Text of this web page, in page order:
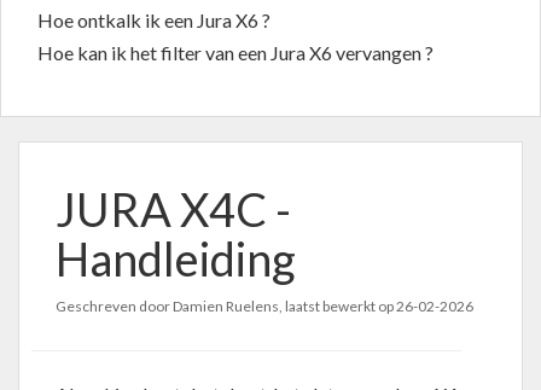
Hoe ontkalk ik een Jura X6 ?
Hoe kan ik het filter van een Jura X6 vervangen ?
JURA X4C -
Handleiding
Geschreven door Damien Ruelens, laatst bewerkt op26-02-2026